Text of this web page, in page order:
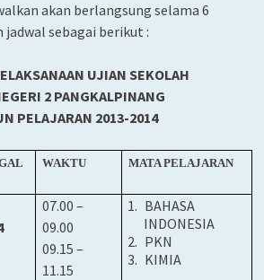
akan berlangsung selama 6
jadwal sebagai berikut :
UJIAN SEKOLAH
2 PANGKALPINANG
PELAJARAN 2013-2014
WAKTU MATA PELAJARAN
07.00 –
09.00
09.15 –
11.15
1. BAHASA
INDONESIA
2. PKN
3. KIMIA